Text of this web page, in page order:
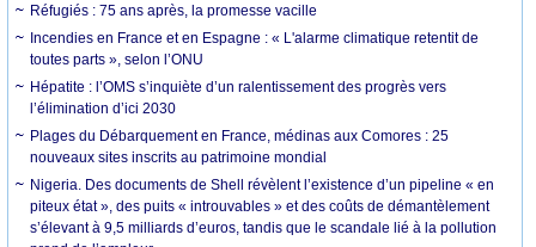
Réfugiés : 75 ans après, la promesse vacille
Incendies en France et en Espagne : « L'alarme climatique retentit de
toutes parts », selon l’ONU
Hépatite : l’OMS s’inquiète d’un ralentissement des progrès vers
l’élimination d’ici 2030
Plages du Débarquement en France, médinas aux Comores : 25
nouveaux sites inscrits au patrimoine mondial
Nigeria. Des documents de Shell révèlent l’existence d’un pipeline « en
piteux état », des puits « introuvables » et des coûts de démantèlement
s’élevant à 9,5 milliards d’euros, tandis que le scandale lié à la pollution